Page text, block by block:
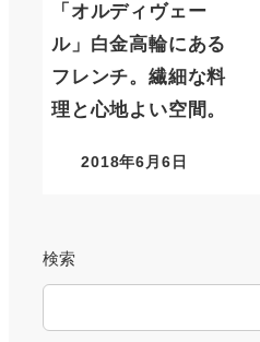
「オルディヴェー
ル」白金高輪にある
フレンチ。繊細な料
理と心地よい空間。
2018年6月6日
検索